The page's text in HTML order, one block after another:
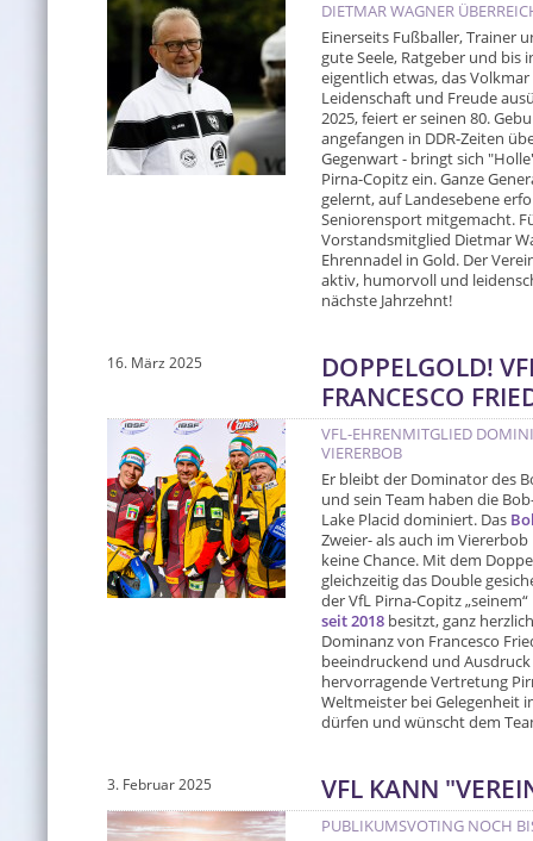
DIETMAR WAGNER
Einerseits Fußballer, Trainer
gute Seele, Ratgeber und bis
eigentlich etwas, das
Leidenschaft und Freude
2025, feiert er seinen 80.
angefangen in DDR-Zeiten
Gegenwart - bringt sich
Pirna-Copitz ein. Ganze
gelernt, auf Landesebene
Seniorensport mitgemacht.
Vorstandsmitglied Dietmar
Ehrennadel in Gold. Der
aktiv, humorvoll und
nächste Jahrzehnt!
DOPPELGOLD!
FRANCESCO
16. März 2025
VFL-EHRENMITGLIED
VIERERBOB
Er bleibt der Dominator des
und sein Team haben die
Lake Placid dominiert. Das
Zweier- als auch im
keine Chance. Mit dem
gleichzeitig das Double
der VfL Pirna-Copitz
seit 2018 besitzt, ganz
Dominanz von Francesco
beeindruckend und
hervorragende Vertretung
Weltmeister bei Gelegenheit
dürfen und wünscht dem
VFL KANN
3. Februar 2025
PUBLIKUMSVOTING NOCH